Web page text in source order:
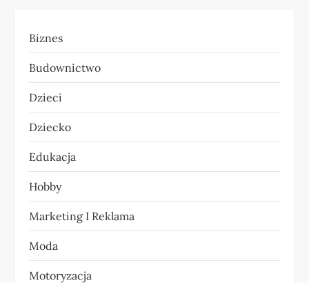
c
j
a
w
p
i
s
u
Biznes
Budownictwo
Dzieci
Dziecko
Edukacja
Hobby
Marketing I Reklama
Moda
Motoryzacja